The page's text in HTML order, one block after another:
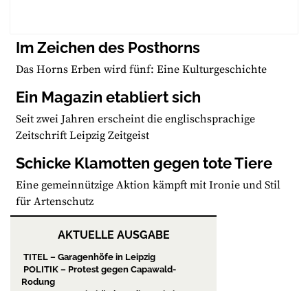
Im Zeichen des Posthorns
Das Horns Erben wird fünf: Eine Kulturgeschichte
Ein Magazin etabliert sich
Seit zwei Jahren erscheint die englischsprachige
Zeitschrift Leipzig Zeitgeist
Schicke Klamotten gegen tote Tiere
Eine gemeinnützige Aktion kämpft mit Ironie und Stil
für Artenschutz
AKTUELLE AUSGABE
TITEL – Garagenhöfe in Leipzig
POLITIK – Protest gegen Capawald-
Rodung